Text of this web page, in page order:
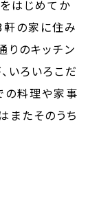
はじめてか
軒の家に住み
りのキッチン
いろいろこだ
の料理や家事
またそのうち